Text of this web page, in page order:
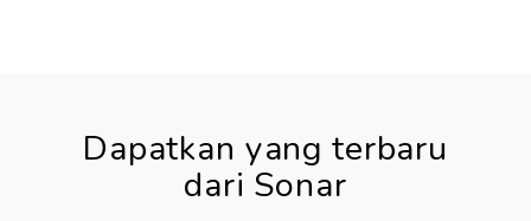
Dapatkan yang terbaru
dari Sonar